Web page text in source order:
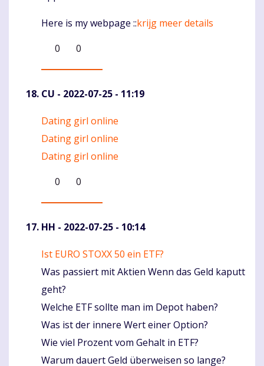
Hеre is my webpage ::krijg meer details
0
0
CU - 2022-07-25 - 11:19
Komentaras
Dating girl online
Dating girl online
Dating girl online
0
0
HH - 2022-07-25 - 10:14
Komentaras
Ist EURO STOXX 50 ein ETF?
Was passiert mit Aktien Wenn das Geld kaputt
geht?
Welche ETF sollte man im Depot haben?
Was ist der innere Wert einer Option?
Wie viel Prozent vom Gehalt in ETF?
Warum dauert Geld überweisen so lange?